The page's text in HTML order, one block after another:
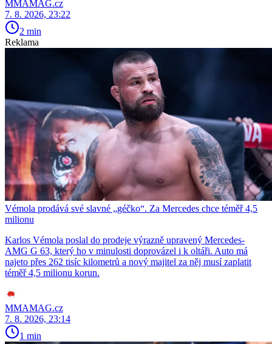
MMAMAG.cz
7. 8. 2026, 23:22
2 min
Reklama
Vémola prodává své slavné „géčko“. Za Mercedes chce téměř 4,5
milionu
Karlos Vémola poslal do prodeje výrazně upravený Mercedes-
AMG G 63, který ho v minulosti doprovázel i k oltáři. Auto má
najeto přes 262 tisíc kilometrů a nový majitel za něj musí zaplatit
téměř 4,5 milionu korun.
MMAMAG.cz
7. 8. 2026, 23:14
1 min